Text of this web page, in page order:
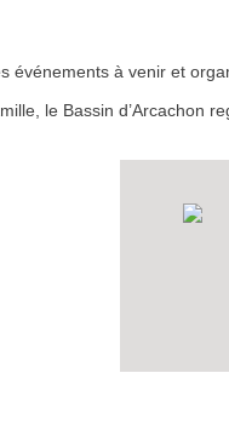
événements à venir et
le Bassin d’Arcachon